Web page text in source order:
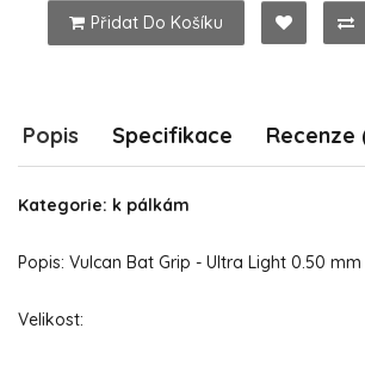
Přidat Do Košíku
Popis Specifikace Recenze
Kategorie: k pálkám
Popis: Vulcan Bat Grip - Ultra Light 0.50 mm
Velikost: